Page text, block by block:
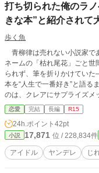
打ち切られた俺のラ
きな本”と紹介されて
歩く魚
青柳律は売れない小説家で
ネームの「枯れ尾花」ごと世間から忘れられ
られず、筆を折りかけてい
本を“人生で一番好き”と語
のは、クレアにサプライズメ
た。 半信半疑で送った数行、ステージの上で流れる涙。 その夜、律のもと
に一通のDMが届く。 『真
疑う律に、必死に本物だと
こまで俺に？ やり取りを重ねるうち、画面の向こうとの距離は、少しずつ近
づいて——そして彼女は、こ
か？』 ※伸びなければ一
恋愛 完結 長編 R15
24h.ポイント 42pt
小説 17,871 位 / 228,834件
アイドル ヤンデレ じ